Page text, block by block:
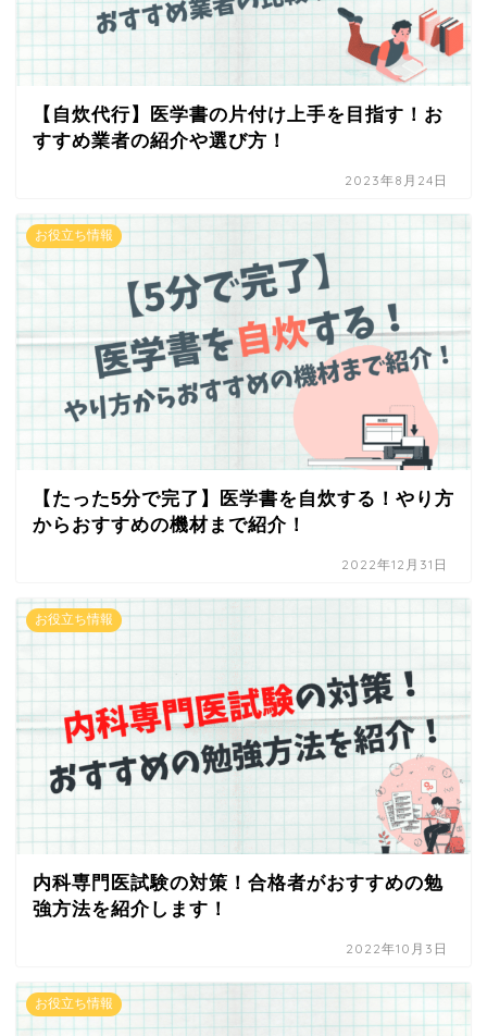
【自炊代行】医学書の片付け上手を目指す！お
すすめ業者の紹介や選び方！
2023年8月24日
お役立ち情報
【たった5分で完了】医学書を自炊する！やり方
からおすすめの機材まで紹介！
2022年12月31日
お役立ち情報
内科専門医試験の対策！合格者がおすすめの勉
強方法を紹介します！
2022年10月3日
お役立ち情報